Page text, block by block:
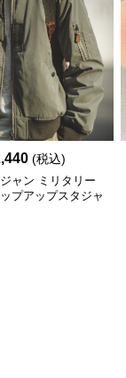
(税込)
ャン ミリタリー
プアップスタジャ